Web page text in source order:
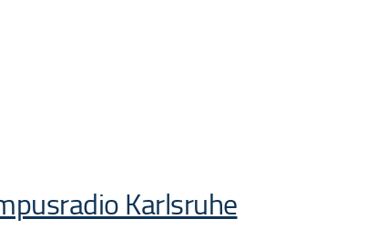
Karlsruhe